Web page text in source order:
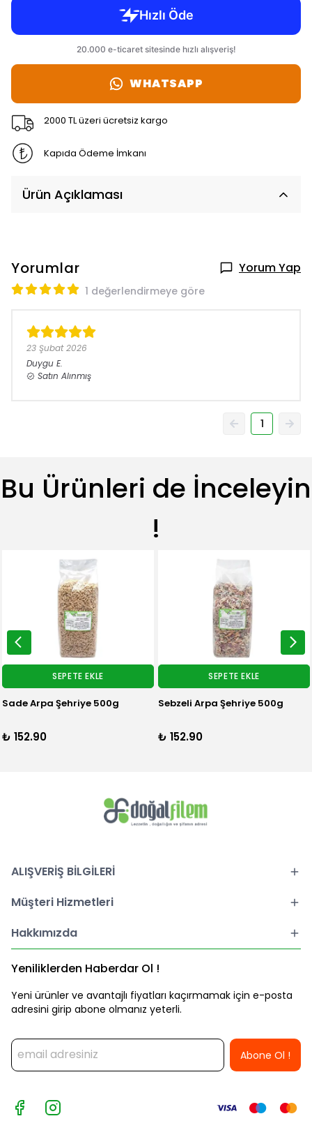
WHATSAPP
2000 TL üzeri ücretsiz kargo
Kapıda Ödeme İmkanı
Ürün Açıklaması
Yorumlar Yorum Yap
1 değerlendirmeye göre
23 Şubat 2026
Duygu E.
Satın Alınmış
1
Bu Ürünleri de İnceleyin
!
SEPETE EKLE
Sebzeli Arpa Şehriye 500g
₺ 152.90
SEPETE EKLE
₺ 196.90
ALIŞVERİŞ BİLGİLERİ
Müşteri Hizmetleri
Hakkımızda
Yeniliklerden Haberdar Ol !
Yeni ürünler ve avantajlı fiyatları kaçırmamak için e-posta
adresini girip abone olmanız yeterli.
Abone Ol !